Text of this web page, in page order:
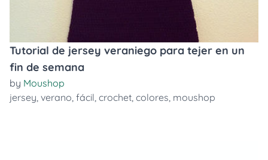
Tutorial de jersey veraniego para tejer en un
fin de semana
by Moushop
jersey, verano, fácil, crochet, colores, moushop